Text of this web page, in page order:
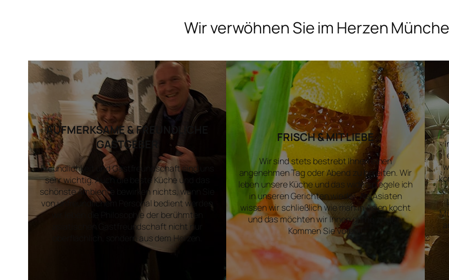
Wir verwöhnen Sie im Herzen
AUFMERKSAME & FREUNDLICHE
GASTGEBER
Freundlichkeit und Gastfreundschaft sind uns
sehr wichtig. Auch die beste Küche und das
schönste Ambiente bewirken nichts, wenn Sie
von unfreundlichem Personal bedient werden
wir leben die Philosophie der berühmten
asiatischen Gastfreundschaft nicht nur
oberflächlich, sondern aus dem Herzen.
FRISCH & MIT LIEBE
Wir sind stets bestrebt Ihnen einen
angenehmen Tag oder Abend zu bereiten. Wir
leben unsere Küche und das widerspiegele ich
in unseren Gerichten wieder. Als Asiaten
wissen wir schließlich wie man in Asien kocht
und das möchten wir Ihnen gerne zeigen.
Kommen Sie vorbei!